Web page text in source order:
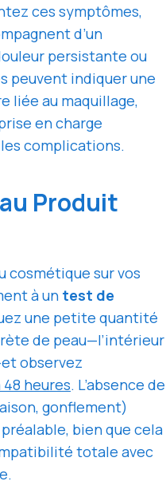
ces symptômes,
d’un
persistante ou
peuvent indiquer une
liée au maquillage,
en charge
complications.
Produit
cosmétique sur vos
à un test de
une petite quantité
de peau—l’intérieur
observez
48 heures. L’absence de
gonflement)
bien que cela
totale avec